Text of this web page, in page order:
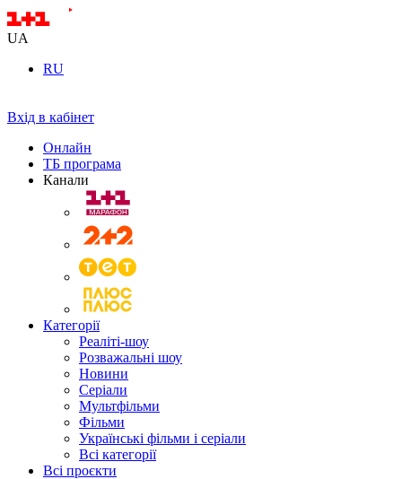
UA
RU
Вхід в кабінет
Онлайн
ТБ програма
Канали
Категорії
Реаліті-шоу
Розважальні шоу
Новини
Серіали
Мультфільми
Фільми
Українські фільми і серіали
Всі категорії
Всі проєкти